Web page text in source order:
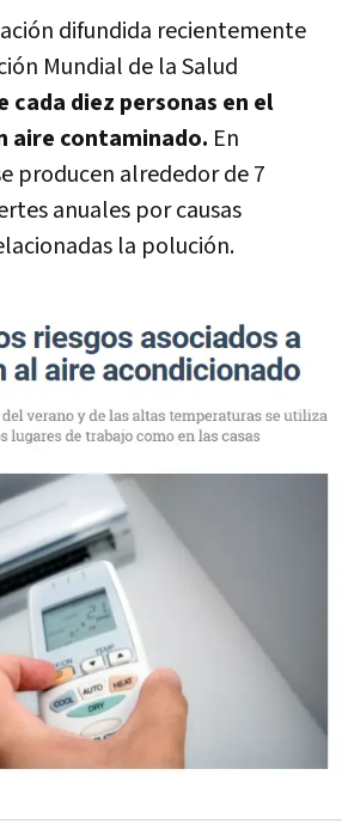
difundida recientemente
Mundial de la Salud
cada diez personas en el
aire contaminado. En
producen alrededor de 7
anuales por causas
la polución.